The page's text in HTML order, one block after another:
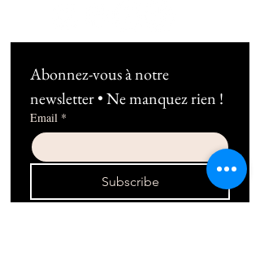
Abonnez-vous à notre
newsletter • Ne manquez rien !
Email *
Subscribe